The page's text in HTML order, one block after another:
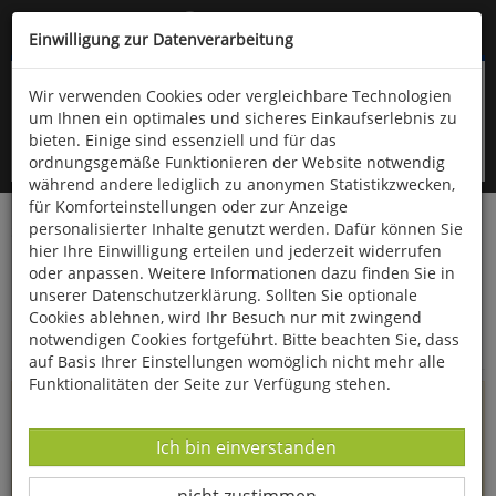
Kompletten Head der Seite überspringen
oder (06766) 9323-960
Startseite Informationen
Uppps...
Sie sind weitergeleitet worden !
haben zu öffnen, gibt es leider nicht mehr in unserem
Einwilligung zur Datenverarbeitung
Wir verwenden Cookies oder vergleichbare Technologien
um Ihnen ein optimales und sicheres Einkaufserlebnis zu
bieten. Einige sind essenziell und für das
ordnungsgemäße Funktionieren der Website notwendig
während andere lediglich zu anonymen Statistikzwecken,
für Komforteinstellungen oder zur Anzeige
personalisierter Inhalte genutzt werden. Dafür können Sie
hier Ihre Einwilligung erteilen und jederzeit widerrufen
oder anpassen. Weitere Informationen dazu finden Sie in
unserer Datenschutzerklärung. Sollten Sie optionale
Cookies ablehnen, wird Ihr Besuch nur mit zwingend
notwendigen Cookies fortgeführt. Bitte beachten Sie, dass
auf Basis Ihrer Einstellungen womöglich nicht mehr alle
Funktionalitäten der Seite zur Verfügung stehen.
Datenverarbeitung -
Ich bin einverstanden